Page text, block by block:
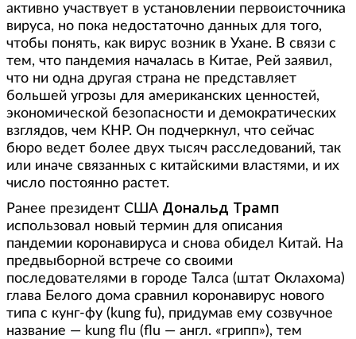
активно участвует в установлении первоисточника
вируса, но пока недостаточно данных для того,
чтобы понять, как вирус возник в Ухане. В связи с
тем, что пандемия началась в Китае, Рей заявил,
что ни одна другая страна не представляет
большей угрозы для американских ценностей,
экономической безопасности и демократических
взглядов, чем КНР. Он подчеркнул, что сейчас
бюро ведет более двух тысяч расследований, так
или иначе связанных с китайскими властями, и их
число постоянно растет.
Ранее президент США Дональд Трамп
использовал новый термин для описания
пандемии коронавируса и снова обидел Китай. На
предвыборной встрече со своими
последователями в городе Талса (штат Оклахома)
глава Белого дома сравнил коронавирус нового
типа с кунг-фу (kung fu), придумав ему созвучное
название — kung flu (flu — англ. «грипп»), тем